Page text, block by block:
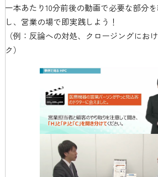
一本あたり10分前後の動画で必要な部分
し、営業の場で即実践しよう！
（例：反論への対処、クロージングにお
ク）